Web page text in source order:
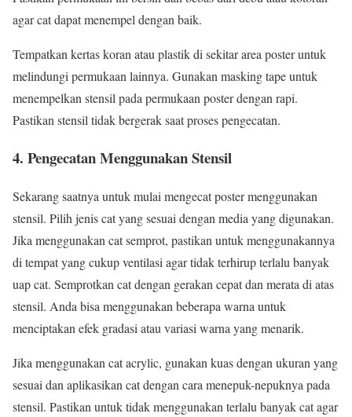
agar cat dapat menempel dengan baik.
Tempatkan kertas koran atau plastik di sekitar area poster untuk
melindungi permukaan lainnya. Gunakan masking tape untuk
menempelkan stensil pada permukaan poster dengan rapi.
Pastikan stensil tidak bergerak saat proses pengecatan.
4. Pengecatan Menggunakan Stensil
Sekarang saatnya untuk mulai mengecat poster menggunakan
stensil. Pilih jenis cat yang sesuai dengan media yang digunakan.
Jika menggunakan cat semprot, pastikan untuk menggunakannya
di tempat yang cukup ventilasi agar tidak terhirup terlalu banyak
uap cat. Semprotkan cat dengan gerakan cepat dan merata di atas
stensil. Anda bisa menggunakan beberapa warna untuk
menciptakan efek gradasi atau variasi warna yang menarik.
Jika menggunakan cat acrylic, gunakan kuas dengan ukuran yang
sesuai dan aplikasikan cat dengan cara menepuk-nepuknya pada
stensil. Pastikan untuk tidak menggunakan terlalu banyak cat agar